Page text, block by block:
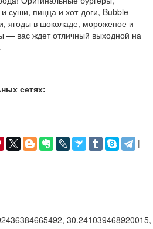
суши, пицца и хот-доги, Bubble
ягоды в шоколаде, мороженое и
— вас ждет отличный выходной на
сетях:
|
, 30.241039468920015,